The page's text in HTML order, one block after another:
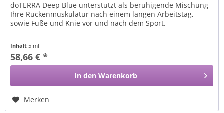
doTERRA Deep Blue unterstützt als beruhigende Mischung
Ihre Rückenmuskulatur nach einem langen Arbeitstag,
sowie Füße und Knie vor und nach dem Sport.
Inhalt5 ml
58,66 € *
In den Warenkorb
Merken